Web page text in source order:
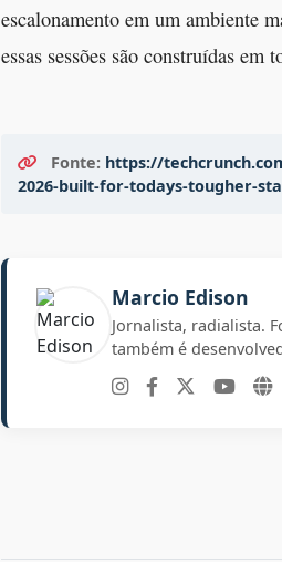
escalonamento em um ambiente
essas sessões são construídas
Fonte: https://
2026-built-for-todays-tougher-
Marcio Edison
Jornalista, radialista.
também é